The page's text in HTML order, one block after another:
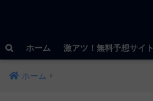
ホーム 激アツ！無料予想サイト
ホーム